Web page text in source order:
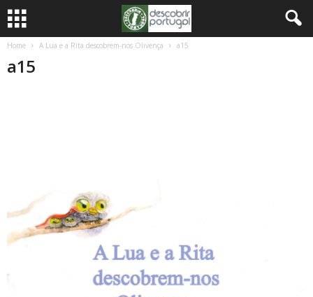
Home A Lua e a Rita descobrem-nos Olivença a15
a15